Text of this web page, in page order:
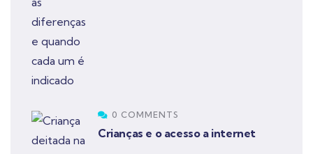
0 COMMENTS
Crianças e o acesso a internet